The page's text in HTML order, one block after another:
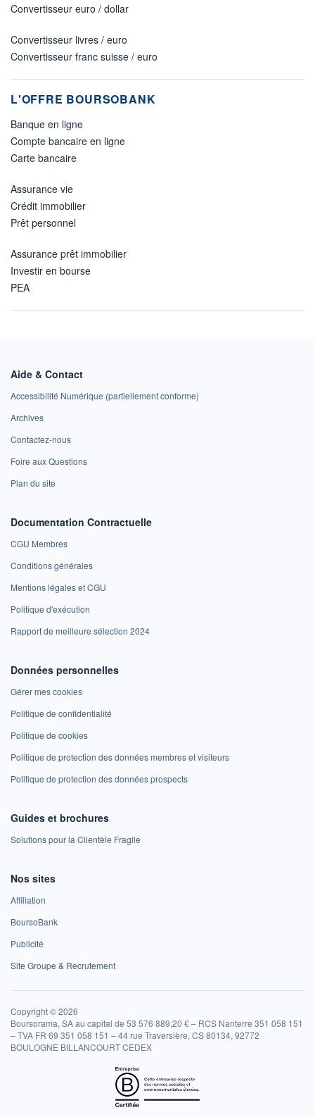
Convertisseur euro / dollar
Convertisseur livres / euro
Convertisseur franc suisse / euro
L'OFFRE BOURSOBANK
Banque en ligne
Compte bancaire en ligne
Carte bancaire
Assurance vie
Crédit immobilier
Prêt personnel
Assurance prêt immobilier
Investir en bourse
PEA
Aide & Contact
Accessibilité Numérique (partiellement conforme)
Archives
Contactez-nous
Foire aux Questions
Plan du site
Documentation Contractuelle
CGU Membres
Conditions générales
Mentions légales et CGU
Politique d'exécution
Rapport de meilleure sélection 2024
Données personnelles
Gérer mes cookies
Politique de confidentialité
Politique de cookies
Politique de protection des données membres et visiteurs
Politique de protection des données prospects
Guides et brochures
Solutions pour la Clientèle Fragile
Nos sites
Affiliation
BoursoBank
Publicité
Site Groupe & Recrutement
Copyright © 2026
Boursorama, SA au capital de 53 576 889,20 € – RCS Nanterre 351 058 151
– TVA FR 69 351 058 151 – 44 rue Traversière, CS 80134, 92772
BOULOGNE BILLANCOURT CEDEX